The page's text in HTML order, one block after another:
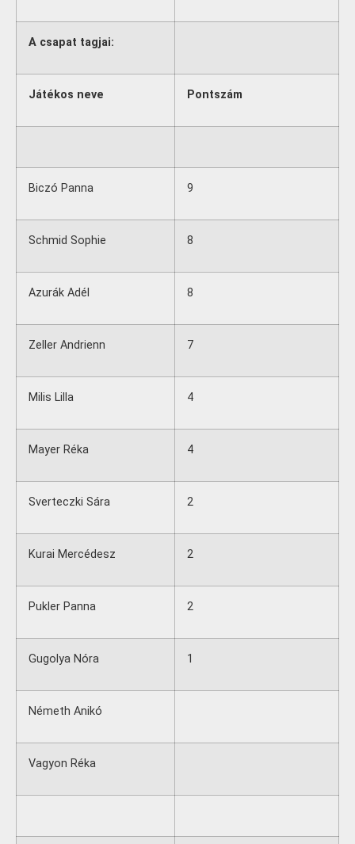
A csapat tagjai:
Játékos neve Pontszám
Biczó Panna 9
Schmid Sophie 8
Azurák Adél 8
Zeller Andrienn 7
Milis Lilla 4
Mayer Réka 4
Sverteczki Sára 2
Kurai Mercédesz 2
Pukler Panna 2
Gugolya Nóra 1
Németh Anikó
Vagyon Réka